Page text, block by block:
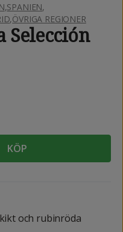
,SPANIEN,
,ÖVRIGA REGIONER
Selección
KÖP
och rubinröda